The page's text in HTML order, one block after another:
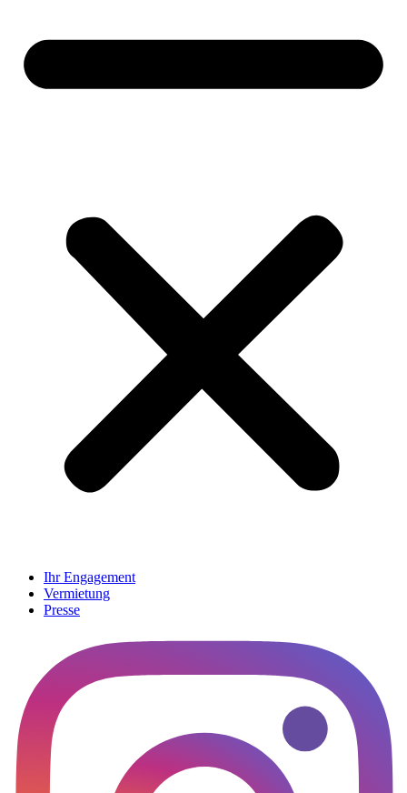
Ihr Engagement
Vermietung
Presse